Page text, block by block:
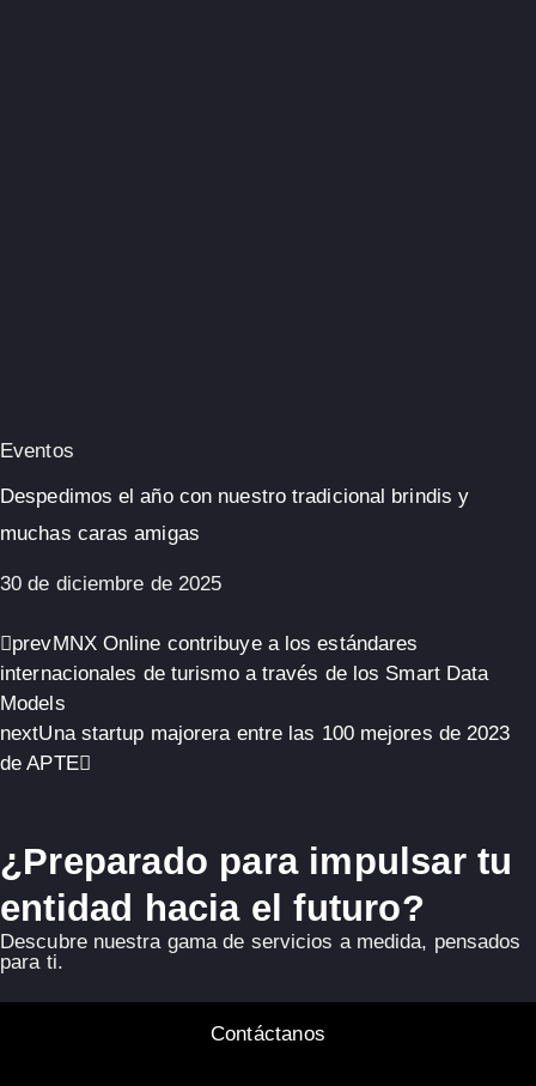
Eventos
Despedimos el año con nuestro tradicional brindis y
muchas caras amigas
30 de diciembre de 2025
prevMNX Online contribuye a los estándares
internacionales de turismo a través de los Smart Data
Models
nextUna startup majorera entre las 100 mejores de 2023
de APTE
¿Preparado para impulsar tu
entidad hacia el futuro?
Descubre nuestra gama de servicios a medida, pensados
para ti.
Contáctanos